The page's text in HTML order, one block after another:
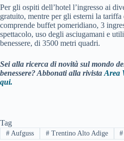
Per gli ospiti dell’hotel l’ingresso ai
gratuito, mentre per gli esterni la tariffa
comprende buffet pomeridiano, 3
spettacolo, uso degli asciugamani e
benessere, di 3500 metri quadri.
Sei alla ricerca di novità sul mondo
benessere? Abbonati alla rivista Area
qui.
Tag
#Aufguss #Trentino Alto Adige #